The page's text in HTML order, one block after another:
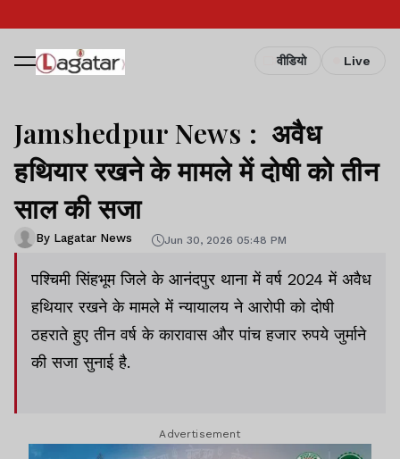
वीडियो Live
Jamshedpur News : अवैध
हथियार रखने के मामले में दोषी को तीन
साल की सजा
By Lagatar News Jun 30, 2026 05:48 PM
पश्चिमी सिंहभूम जिले के आनंदपुर थाना में वर्ष 2024 में अवैध
हथियार रखने के मामले में न्यायालय ने आरोपी को दोषी
ठहराते हुए तीन वर्ष के कारावास और पांच हजार रुपये जुर्माने
की सजा सुनाई है.
Advertisement